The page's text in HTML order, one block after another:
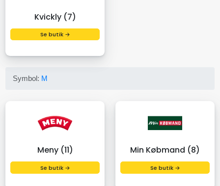
Kvickly (7)
Se butik →
Symbol: M
Meny (11)
Se butik →
Min Købmand (8)
Se butik →